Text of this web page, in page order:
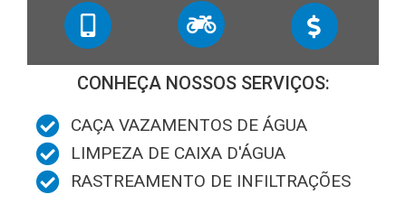
CONHEÇA NOSSOS SERVIÇOS:
CAÇA VAZAMENTOS DE ÁGUA
LIMPEZA DE CAIXA D'ÁGUA
RASTREAMENTO DE INFILTRAÇÕES